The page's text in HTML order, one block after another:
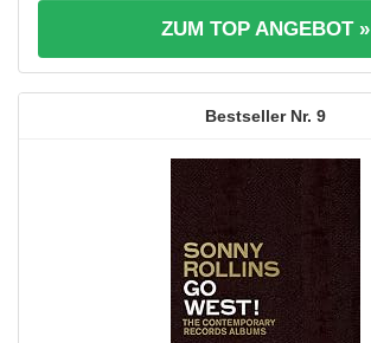
ZUM TOP ANGEBOT »
9